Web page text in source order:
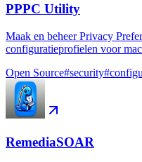
PPPC Utility
Maak en beheer Privacy
configuratieprofielen voor
Open Source#security#
RemediaSOAR